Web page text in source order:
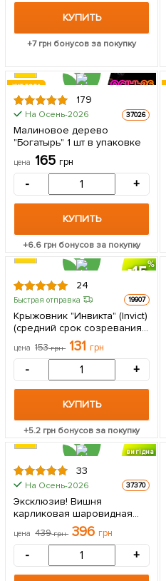
КУПИТЬ
+7грн бонусов за покупку
ХИТ ГОДА
179
На Осень-2026 37026
Малиновое дерево
"Богатырь" 1 шт в упаковке
цена 165грн
- +
КУПИТЬ
+6.6грн бонусов за покупку
15
24
Быстрая отправка 19907
Крыжовник "Инвикта" (Invict)
(средний срок созревания,
высокоурожайный сорт) 1
саженец в упаковке
цена 153грн 131 грн
- +
КУПИТЬ
+5.2грн бонусов за покупку
вигідна
знижка
33
На Осень-2026 37370
Эксклюзив! Вишня
карликовая шаровидная
черная "Крупноплодная"
(Large-fruited) (венгерская
селекция, премиальный
морозостойкий сорт) 1
саженец в упаковке
цена 439грн 396 грн
- +